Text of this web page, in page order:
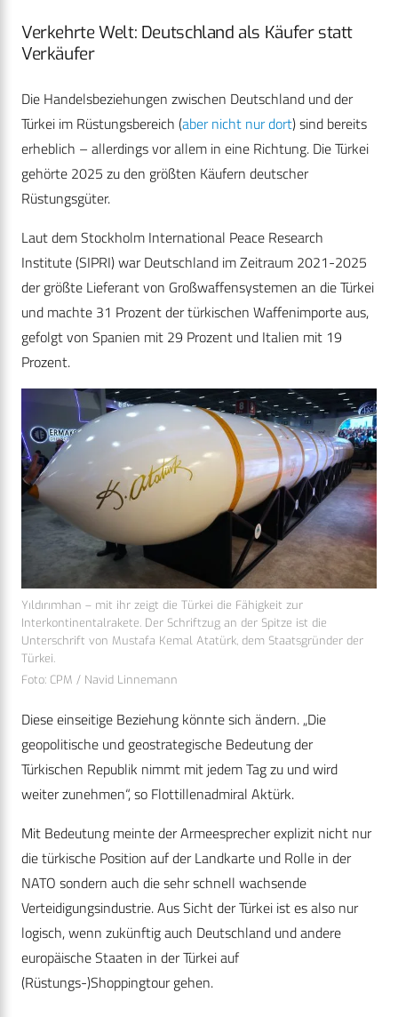
Verkehrte Welt: Deutschland als Käufer statt
Verkäufer
Die Handelsbeziehungen zwischen Deutschland und der
Türkei im Rüstungsbereich (aber nicht nur dort) sind bereits
erheblich – allerdings vor allem in eine Richtung. Die Türkei
gehörte 2025 zu den größten Käufern deutscher
Rüstungsgüter.
Laut dem Stockholm International Peace Research
Institute (SIPRI) war Deutschland im Zeitraum 2021-2025
der größte Lieferant von Großwaffensystemen an die Türkei
und machte 31 Prozent der türkischen Waffenimporte aus,
gefolgt von Spanien mit 29 Prozent und Italien mit 19
Prozent.
Yıldırımhan – mit ihr zeigt die Türkei die Fähigkeit zur
Interkontinentalrakete. Der Schriftzug an der Spitze ist die
Unterschrift von Mustafa Kemal Atatürk, dem Staatsgründer der
Türkei.
Foto: CPM / Navid Linnemann
Diese einseitige Beziehung könnte sich ändern. „Die
geopolitische und geostrategische Bedeutung der
Türkischen Republik nimmt mit jedem Tag zu und wird
weiter zunehmen“, so Flottillenadmiral Aktürk.
Mit Bedeutung meinte der Armeesprecher explizit nicht nur
die türkische Position auf der Landkarte und Rolle in der
NATO sondern auch die sehr schnell wachsende
Verteidigungsindustrie. Aus Sicht der Türkei ist es also nur
logisch, wenn zukünftig auch Deutschland und andere
europäische Staaten in der Türkei auf
(Rüstungs-)Shoppingtour gehen.